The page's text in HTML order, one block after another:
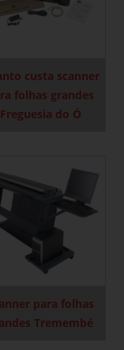
custa scanner
folhas grandes
Freguesia do Ó
para folhas
Tremembé